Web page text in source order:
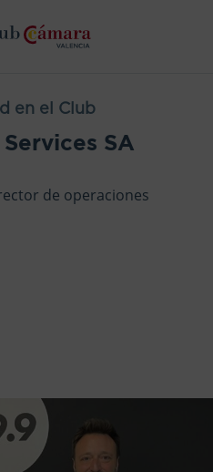
en el Club
SA
de operaciones